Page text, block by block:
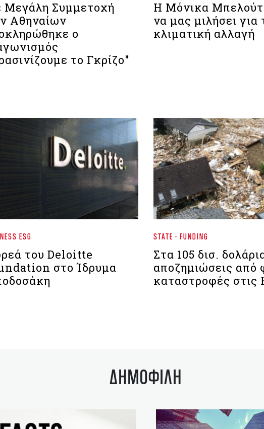
Συμμετοχή
Αθηναίων
ο
το Γκρίζο"
Η Μόνικα
να μας μιλήσει για
κλιματική αλλαγή
ESG
του Deloitte
στο Ίδρυμα
STATE - FUNDING
Στα 105 δισ.
αποζημιώσεις από
καταστροφές
ΔΗΜΟΦΙΛΗ